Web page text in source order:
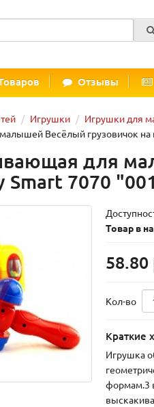
Отзывы
Игрушки
Игрушки для
Весёлый грузовичок на
для
Smart 7070
Товар в
58.80
Кол-во
Краткие
Игрушка
формам.3